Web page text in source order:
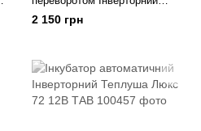
Теплуша 100 220В ТМВ
2 150 грн